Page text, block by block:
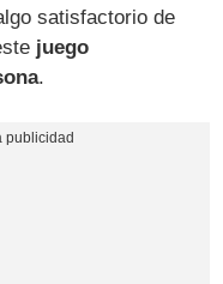
satisfactorio de
juego
.